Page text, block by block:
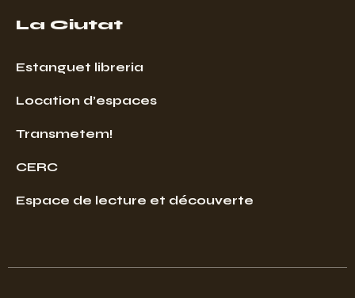
La Ciutat
Estanguet libreria
Location d’espaces
Transmetem!
CERC
Espace de lecture et découverte